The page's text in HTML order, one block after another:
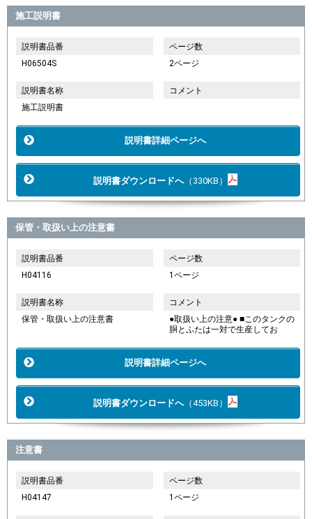
施工説明書
説明書品番
H06504S
ページ数
2ページ
説明書名称
施工説明書
コメント
説明書詳細ページへ
説明書ダウンロードへ（330KB）
保管・取扱い上の注意書
説明書品番
H04116
ページ数
1ページ
説明書名称
保管・取扱い上の注意書
コメント
●取扱い上の注意● ■このタンクの
胴とふたは一対で生産してお
説明書詳細ページへ
説明書ダウンロードへ（453KB）
注意書
説明書品番
H04147
ページ数
1ページ